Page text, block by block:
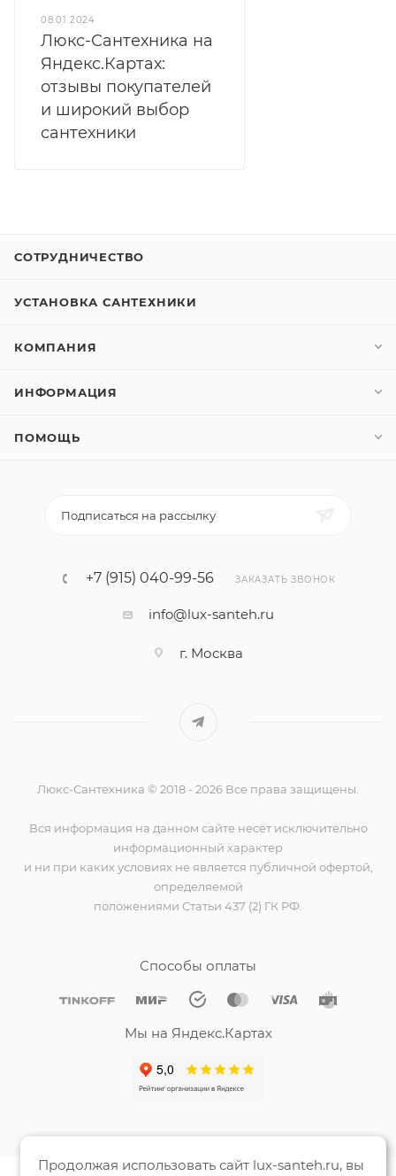
08.01.2024
Люкс-Сантехника на
Яндекс.Картах:
отзывы покупателей
и широкий выбор
сантехники
СОТРУДНИЧЕСТВО
УСТАНОВКА САНТЕХНИКИ
КОМПАНИЯ
ИНФОРМАЦИЯ
ПОМОЩЬ
Подписаться на рассылку
+7 (915) 040-99-56 ЗАКАЗАТЬ ЗВОНОК
info@lux-santeh.ru
г. Москва
Люкс-Сантехника © 2018 - 2026 Все права защищены.
Вся информация на данном сайте несёт исключительно
информационный характер
и ни при каких условиях не является публичной офертой,
определяемой
положениями Статьи 437 (2) ГК РФ.
Способы оплаты
Мы на Яндекс.Картах
Продолжая использовать сайт lux-santeh.ru, вы